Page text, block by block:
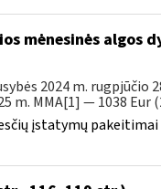
mėnesinės algos
2024 m. rugpjūčio
MMA[1] — 1038 Eur
įstatymų